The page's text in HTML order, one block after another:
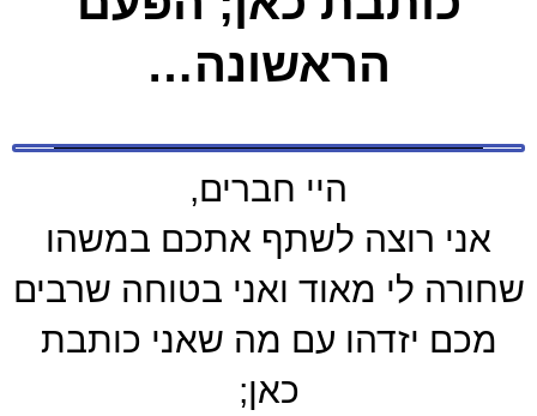
הראשונה…
היי חברים,
אני רוצה לשתף אתכם במשהו
שחורה לי מאוד ואני בטוחה שרבים
מכם יזדהו עם מה שאני כותבת
כאן;